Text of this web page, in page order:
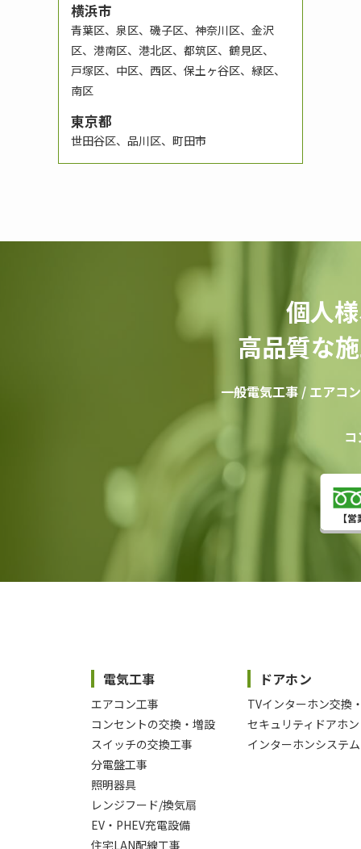
横浜市
青葉区、泉区、磯子区、神奈川区、金沢
区、港南区、港北区、都筑区、鶴見区、
戸塚区、中区、西区、保土ヶ谷区、緑区、
南区
東京都
世田谷区、品川区、町田市
個人
高品質な
一般電気工事 / エアコ
電気工事
エアコン工事
コンセントの交換・増設
スイッチの交換工事
分電盤工事
照明器具
レンジフード/換気扇
EV・PHEV充電設備
住宅LAN配線工事
ドアホン
TVインターホン交換
セキュリティドアホン
インターホンシステム